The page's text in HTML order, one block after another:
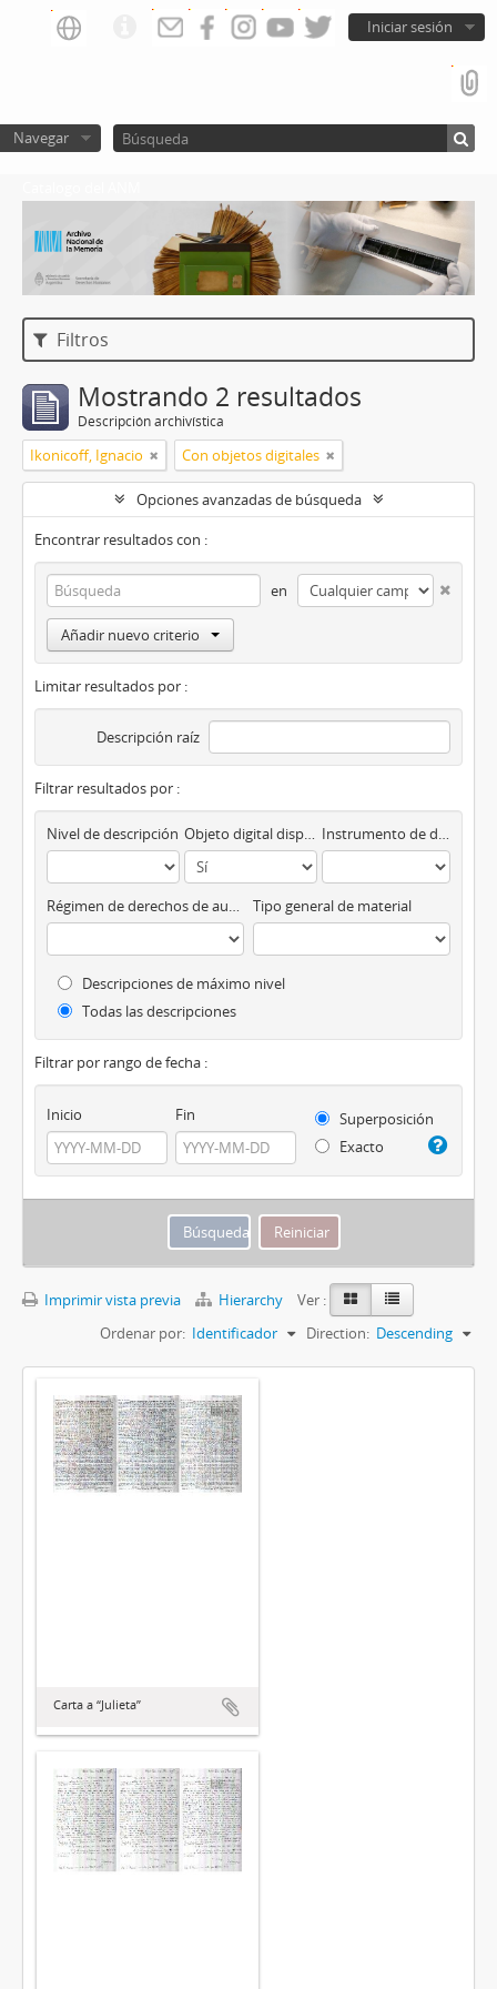
Iniciar sesión
Navegar
Filtros
Mostrando 2 resultados
Descripción archivística
Ikonicoff, Ignacio Con objetos digitales
Opciones avanzadas de búsqueda
Encontrar resultados con :
en
Añadir nuevo criterio
Limitar resultados por :
Descripción raíz
Filtrar resultados por :
Nivel de descripción Objeto digital disponibles Instrumento de descripción
Régimen de derechos de autor Tipo general de material
Descripciones de máximo nivel
Todas las descripciones
Filtrar por rango de fecha :
Inicio Fin
Superposición
Exacto
Imprimir vista previa Hierarchy
Ver :
Ordenar por: Identificador Direction: Descending
Carta a “Julieta”